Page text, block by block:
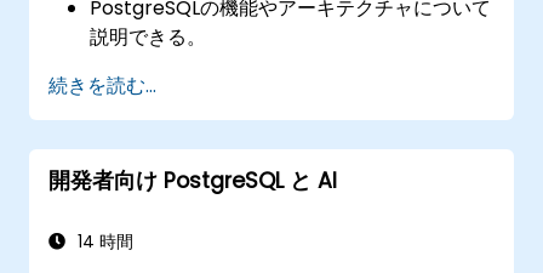
PostgreSQLの機能やアーキテクチャについて
説明できる。
する。
データ損失を防ぐためのバックアップおよび
復元処理が実行可能になる。
高可用性を実現するためにサーバーを適切に
高性能化を図るための各種ツールや手法を理
続きを読む...
開発者向け PostgreSQL と AI
14 時間